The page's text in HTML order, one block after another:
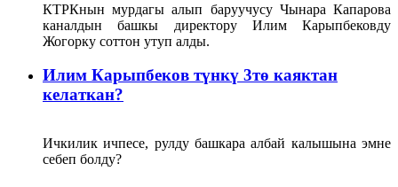
КТРКнын мурдагы алып баруучусу Чынара Капарова
каналдын башкы директору Илим Карыпбековду
Жогорку соттон утуп алды.
Илим Карыпбеков түнкү 3тө каяктан
келаткан?
Ичкилик ичпесе, рулду башкара албай калышына эмне
себеп болду?